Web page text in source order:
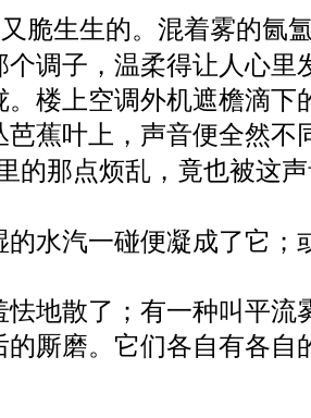
脆生生的。混着雾的氤
调子，温柔得让人心里
。楼上空调外机遮檐滴下
芭蕉叶上，声音便全然不
的那点烦乱，竟也被这
水汽一碰便凝成了它；
地散了；有一种叫平流
厮磨。它们各自有各自